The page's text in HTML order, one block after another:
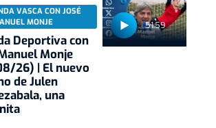
51:59
VASCA CON JOSÉ
MONJE
Deportiva con
Monje
26) | El nuevo
de Julen
una